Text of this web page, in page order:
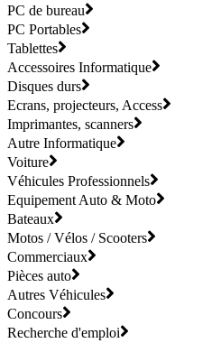
PC de bureau
PC Portables
Tablettes
Accessoires Informatique
Disques durs
Ecrans, projecteurs, Access
Imprimantes, scanners
Autre Informatique
Voiture
Véhicules Professionnels
Equipement Auto & Moto
Bateaux
Motos / Vélos / Scooters
Commerciaux
Pièces auto
Autres Véhicules
Concours
Recherche d'emploi